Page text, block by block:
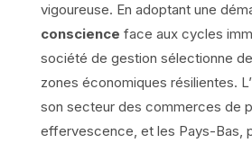
vigoureuse. En adoptant une
conscience face aux cycles
société de gestion sélectionne
zones économiques résilientes.
son secteur des commerces de
effervescence, et les Pays-Bas,